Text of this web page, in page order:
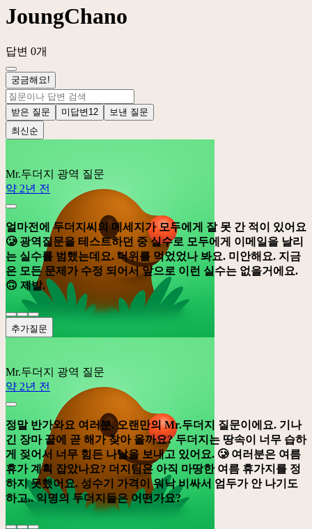
JoungChano
답변 0개
궁금해요!
받은 질문 미답변 12
보낸 질문
최신순
Mr.두더지
광역 질문
약 2년 전
얼마전에 두더지씨의 메세지가 모두에게 잘 못 간 적이 있어요
🥲 광역질문을 테스트하던 중 실수로 모두에게 이메일을 날리
는 실수를 범했는데요. 더위를 먹었었나 봐요. 미안해요. 지금
은 모든 문제가 수정 되어서 앞으로 이런 실수는 없을거에요.
🙃 제발.
추가질문
Mr.두더지
광역 질문
약 2년 전
정말 반가와요 여러분. 오랜만의 Mr.두더지 질문이에요. 기나
긴 장마 끝에 곧 해가 찾아 올까요? 두더지는 땅속이 너무 습하
게 젖어서 너무 힘든 나날을 보내고 있어요. 🥲 여러분은 여름
휴가 계획 잡았나요? 더지팀은 아직 마땅한 여름 휴가지를 정
하지 못했어요. 성수기 가격이 워낙 비싸서 엄두가 안 나기도
하고.. 익명의 두더지들은 어떤가요?